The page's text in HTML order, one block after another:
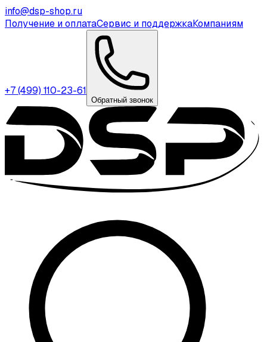
info@dsp-shop.ru
Получение и оплатаСервис и поддержкаКомпаниям
+7 (499) 110-23-61
Обратный звонок